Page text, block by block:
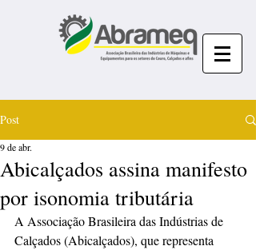
Post
Abicalçados assina manifesto
por isonomia tributária
9 de abr.
A Associação Brasileira das Indústrias de
Calçados (Abicalçados), que representa